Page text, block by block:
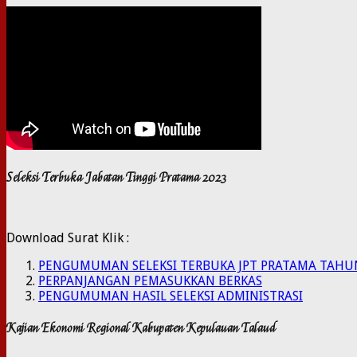
Seleksi Terbuka Jabatan Tinggi Pratama 2023
Download Surat Klik :
PENGUMUMAN SELEKSI TERBUKA JPT PRATAMA
PERPANJANGAN PEMASUKKAN BERKAS
PENGUMUMAN HASIL SELEKSI ADMINISTRASI
Kajian Ekonomi Regional Kabupaten Kepulauan Talaud